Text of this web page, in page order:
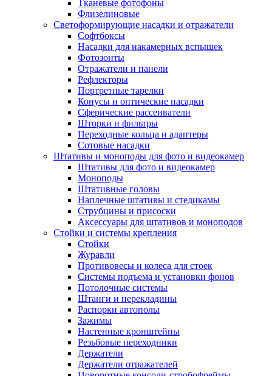
Тканевые фотофоны
Флизелиновые
Светоформирующие насадки и отражатели
Софтбоксы
Насадки для накамерных вспышек
Фотозонты
Отражатели и панели
Рефлекторы
Портретные тарелки
Конусы и оптические насадки
Сферические рассеиватели
Шторки и фильтры
Переходные кольца и адаптеры
Сотовые насадки
Штативы и моноподы для фото и видеокамер
Штативы для фото и видеокамер
Моноподы
Штативные головы
Наплечные штативы и стедикамы
Струбцины и присоски
Аксессуары для штативов и моноподов
Стойки и системы крепления
Стойки
Журавли
Противовесы и колеса для стоек
Системы подъема и установки фонов
Потолочные системы
Штанги и перекладины
Распорки автополы
Зажимы
Настенные кронштейны
Резьбовые переходники
Держатели
Держатели отражателей